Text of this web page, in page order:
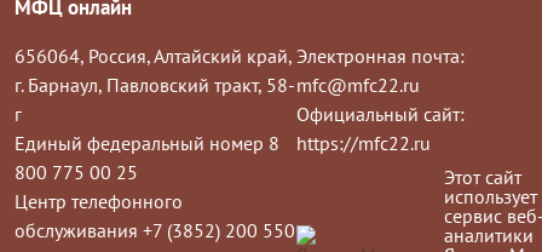
МФЦ онлайн
656064, Россия, Алтайский край,
г. Барнаул, Павловский тракт, 58-
г
Единый федеральный номер 8
800 775 00 25
Центр телефонного
обслуживания +7 (3852) 200 550
Электронная почта:
mfc@mfc22.ru
Официальный сайт:
https://mfc22.ru
Этот сайт
использует
сервис
аналитики